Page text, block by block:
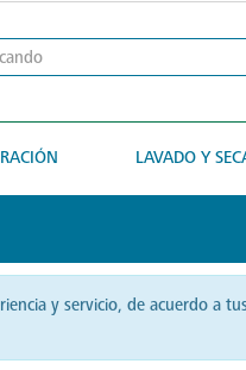
LAVADO Y
y servicio, de acuerdo a